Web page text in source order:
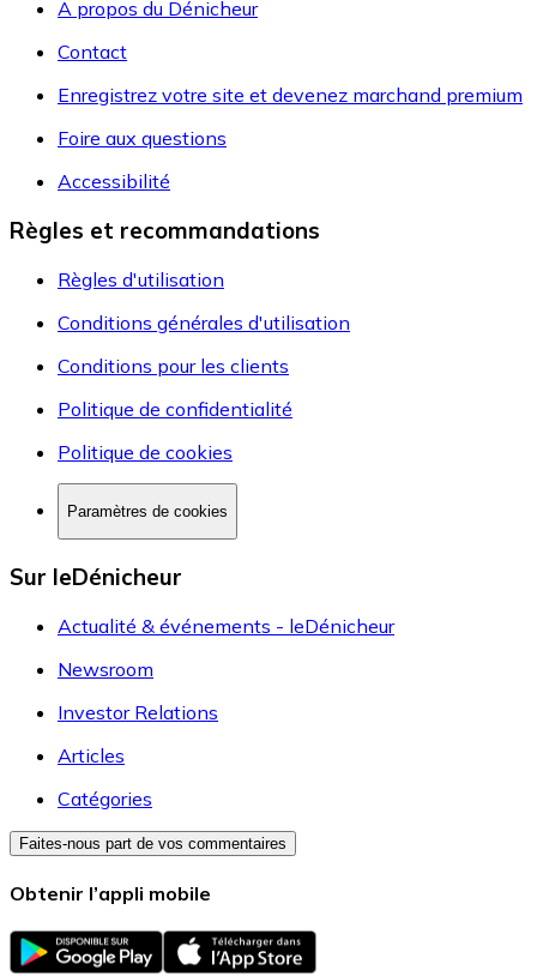
A propos du Dénicheur
Contact
Enregistrez votre site et devenez marchand premium
Foire aux questions
Accessibilité
Règles et recommandations
Règles d'utilisation
Conditions générales d'utilisation
Conditions pour les clients
Politique de confidentialité
Politique de cookies
Paramètres de cookies
Sur leDénicheur
Actualité & événements - leDénicheur
Newsroom
Investor Relations
Articles
Catégories
Faites-nous part de vos commentaires
Obtenir l’appli mobile